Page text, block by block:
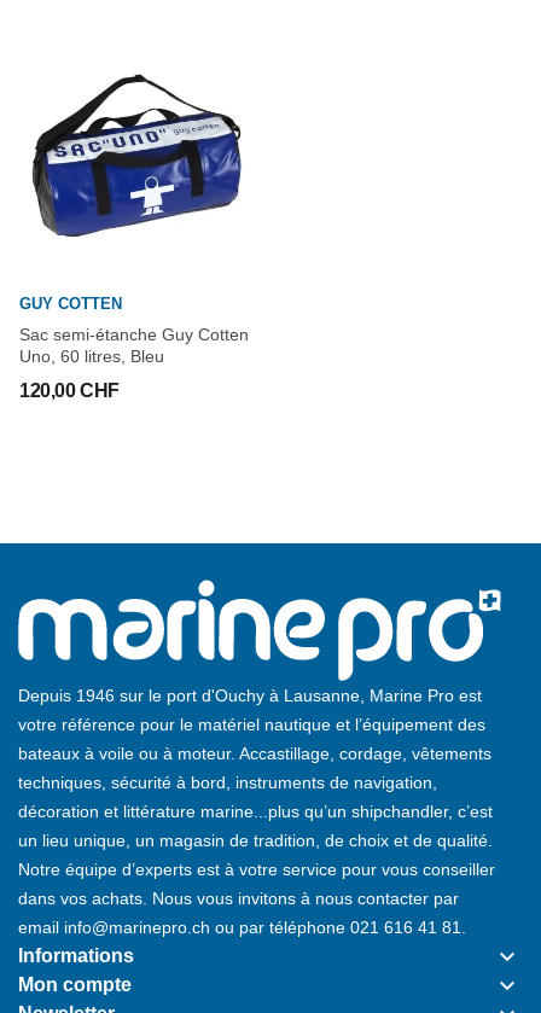
GUY COTTEN
Sac semi-étanche Guy Cotten
Uno, 60 litres, Bleu
120,00 CHF
Depuis 1946 sur le port d'Ouchy à Lausanne, Marine Pro est
votre référence pour le matériel nautique et l’équipement des
bateaux à voile ou à moteur. Accastillage, cordage, vêtements
techniques, sécurité à bord, instruments de navigation,
décoration et littérature marine...plus qu’un shipchandler, c’est
un lieu unique, un magasin de tradition, de choix et de qualité.
Notre équipe d’experts est à votre service pour vous conseiller
dans vos achats. Nous vous invitons à nous contacter par
email info@marinepro.ch ou par téléphone 021 616 41 81
Informations keyboard_arrow_down
Mon compte keyboard_arrow_down